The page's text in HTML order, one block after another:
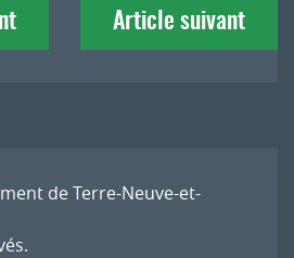
Article suivant
de Terre-Neuve-et-